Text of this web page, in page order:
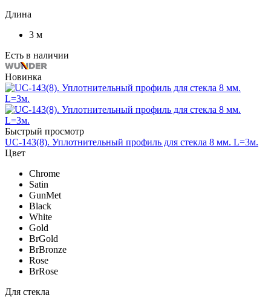
Длина
3 м
Есть в наличии
Новинка
Быстрый просмотр
UC-143(8). Уплотнительный профиль для стекла 8 мм. L=3м.
Цвет
Chrome
Satin
GunMet
Black
White
Gold
BrGold
BrBronze
Rose
BrRose
Для стекла